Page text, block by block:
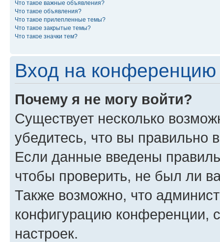
Что такое важные объявления?
Что такое объявления?
Что такое прилепленные темы?
Что такое закрытые темы?
Что такое значки тем?
Вход на конференцию
Почему я не могу войти?
Существует несколько
убедитесь, что вы правильно
Если данные введены
чтобы проверить, не был ли
Также возможно, что
конфигурацию конференции,
настроек.